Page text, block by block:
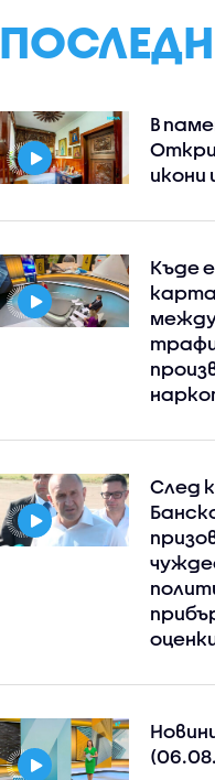
В
икони
Къде
След